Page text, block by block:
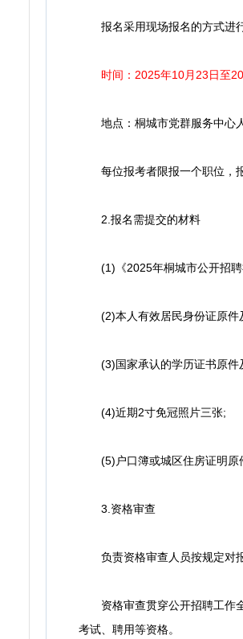
报名采用现场报名的方式进
时间：2025年10月23日至
地点：桐城市党群服务中心
每位报考者限报一个职位，
2.报名需提交的材料
(1)《2025年桐城市公开招聘
(2)本人有效居民身份证原件
(3)国家承认的学历证书原件
(4)近期2寸免冠照片三张;
(5)户口簿或城区住房证明原
3.资格审查
负责资格审查人员按规定对报
资格审查贯穿公开招聘工作全
考试、聘用等资格。